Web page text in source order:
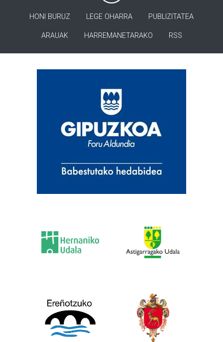
HONI BURUZ LEGE OHARRA PUBLIZITATEA
ARAUAK HARREMANETARAKO RSS